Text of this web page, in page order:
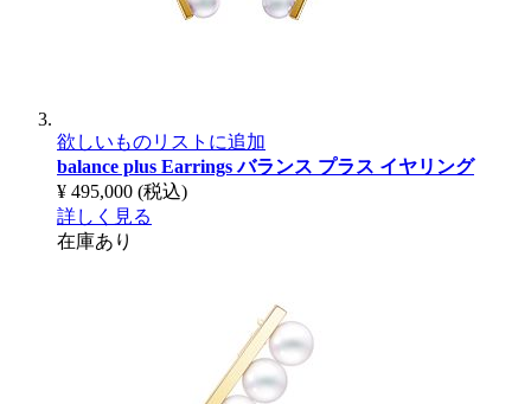
欲しいものリストに追加
balance plus Earringsバランス プラス イヤリング
¥ 495,000 (税込)
詳しく見る
在庫あり